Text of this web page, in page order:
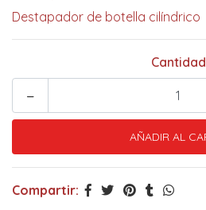
Destapador de botella cilíndrico
Cantidad
-
Compartir: